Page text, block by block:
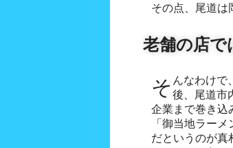
その点、尾道は
老舗の店で
そんなわけで、「尾道ラーメン」という商品名が、その後、尾道市
企業まで巻き込
「御当地ラー
だというのが真